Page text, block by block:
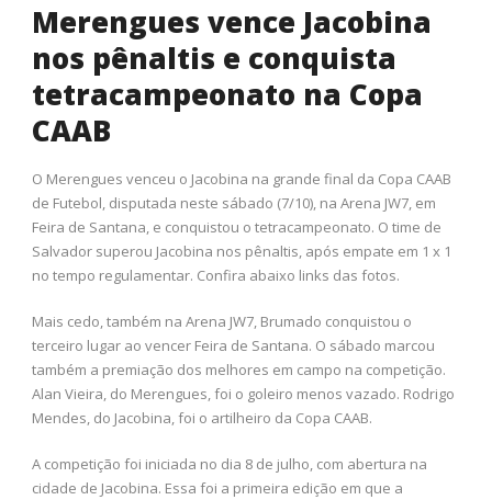
Merengues vence Jacobina
nos pênaltis e conquista
tetracampeonato na Copa
CAAB
O Merengues venceu o Jacobina na grande final da Copa CAAB
de Futebol, disputada neste sábado (7/10), na Arena JW7, em
Feira de Santana, e conquistou o tetracampeonato. O time de
Salvador superou Jacobina nos pênaltis, após empate em 1 x 1
no tempo regulamentar. Confira abaixo links das fotos.
Mais cedo, também na Arena JW7, Brumado conquistou o
terceiro lugar ao vencer Feira de Santana. O sábado marcou
também a premiação dos melhores em campo na competição.
Alan Vieira, do Merengues, foi o goleiro menos vazado. Rodrigo
Mendes, do Jacobina, foi o artilheiro da Copa CAAB.
A competição foi iniciada no dia 8 de julho, com abertura na
cidade de Jacobina. Essa foi a primeira edição em que a